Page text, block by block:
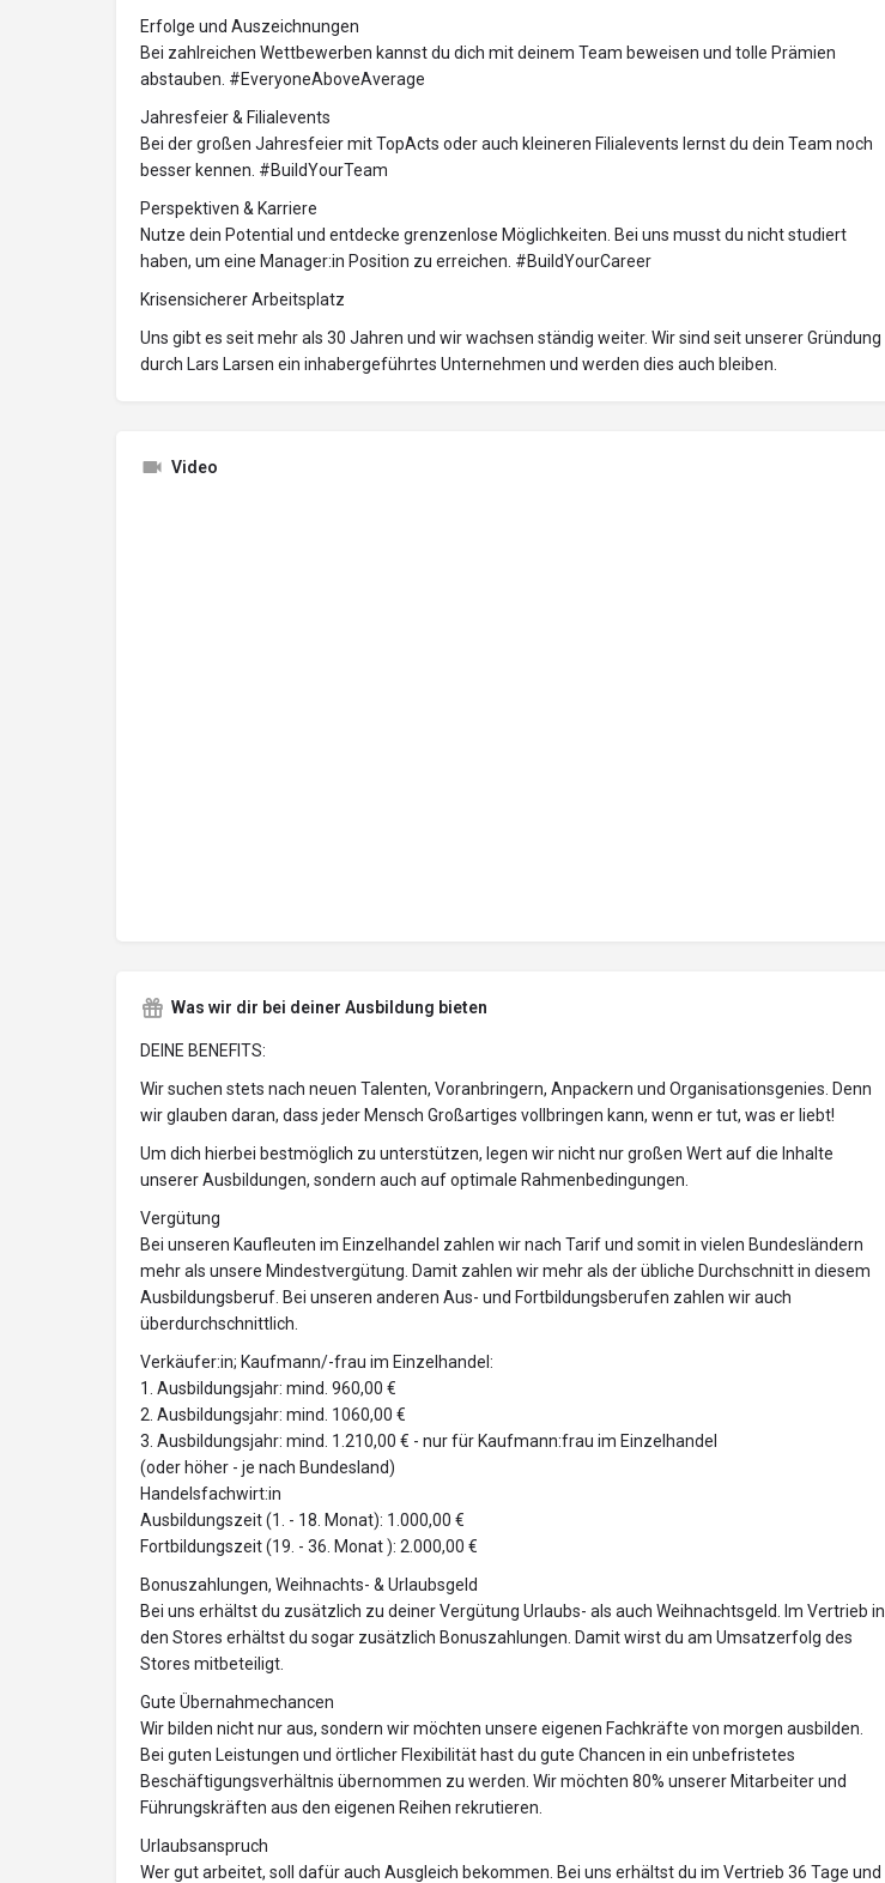
Erfolge und Auszeichnungen
Bei zahlreichen Wettbewerben kannst du dich mit deinem Team beweisen und tolle Prämien
abstauben. #EveryoneAboveAverage
Jahresfeier & Filialevents
Bei der großen Jahresfeier mit TopActs oder auch kleineren Filialevents lernst du dein Team noch
besser kennen. #BuildYourTeam
Perspektiven & Karriere
Nutze dein Potential und entdecke grenzenlose Möglichkeiten. Bei uns musst du nicht studiert
haben, um eine Manager:in Position zu erreichen. #BuildYourCareer
Krisensicherer Arbeitsplatz
Uns gibt es seit mehr als 30 Jahren und wir wachsen ständig weiter. Wir sind seit unserer Gründung
durch Lars Larsen ein inhabergeführtes Unternehmen und werden dies auch bleiben.
Video
Was wir dir bei deiner Ausbildung bieten
DEINE BENEFITS:
Wir suchen stets nach neuen Talenten, Voranbringern, Anpackern und Organisationsgenies. Denn
wir glauben daran, dass jeder Mensch Großartiges vollbringen kann, wenn er tut, was er liebt!
Um dich hierbei bestmöglich zu unterstützen, legen wir nicht nur großen Wert auf die Inhalte
unserer Ausbildungen, sondern auch auf optimale Rahmenbedingungen.
Vergütung
Bei unseren Kaufleuten im Einzelhandel zahlen wir nach Tarif und somit in vielen Bundesländern
mehr als unsere Mindestvergütung. Damit zahlen wir mehr als der übliche Durchschnitt in diesem
Ausbildungsberuf. Bei unseren anderen Aus- und Fortbildungsberufen zahlen wir auch
überdurchschnittlich.
Verkäufer:in; Kaufmann/-frau im Einzelhandel:
1. Ausbildungsjahr: mind. 960,00 €
2. Ausbildungsjahr: mind. 1060,00 €
3. Ausbildungsjahr: mind. 1.210,00 € - nur für Kaufmann:frau im Einzelhandel
(oder höher - je nach Bundesland)
Handelsfachwirt:in
Ausbildungszeit (1. - 18. Monat): 1.000,00 €
Fortbildungszeit (19. - 36. Monat ): 2.000,00 €
Bonuszahlungen, Weihnachts- & Urlaubsgeld
Bei uns erhältst du zusätzlich zu deiner Vergütung Urlaubs- als auch Weihnachtsgeld. Im Vertrieb in
den Stores erhältst du sogar zusätzlich Bonuszahlungen. Damit wirst du am Umsatzerfolg des
Stores mitbeteiligt.
Gute Übernahmechancen
Wir bilden nicht nur aus, sondern wir möchten unsere eigenen Fachkräfte von morgen ausbilden.
Bei guten Leistungen und örtlicher Flexibilität hast du gute Chancen in ein unbefristetes
Beschäftigungsverhältnis übernommen zu werden. Wir möchten 80% unserer Mitarbeiter und
Führungskräften aus den eigenen Reihen rekrutieren.
Urlaubsanspruch
Wer gut arbeitet, soll dafür auch Ausgleich bekommen. Bei uns erhältst du im Vertrieb 36 Tage und